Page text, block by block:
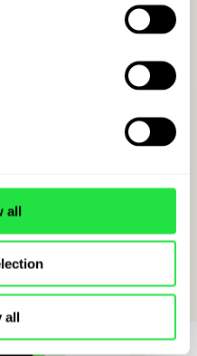
all
all
konto på
enkle trin